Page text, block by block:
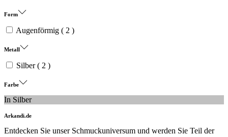
Form
Augenförmig ( 2 )
Metall
Silber ( 2 )
Farbe
In Silber
Arkandi.de
Entdecken Sie unser Schmuckuniversum und werden Sie Teil der